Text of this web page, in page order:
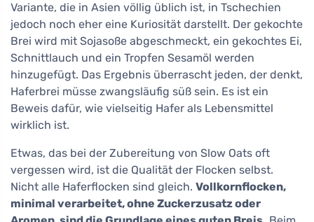
Variante, die in Asien völlig üblich ist, in Tschechien
jedoch noch eher eine Kuriosität darstellt. Der gekochte
Brei wird mit Sojasoße abgeschmeckt, ein gekochtes Ei,
Schnittlauch und ein Tropfen Sesamöl werden
hinzugefügt. Das Ergebnis überrascht jeden, der denkt,
Haferbrei müsse zwangsläufig süß sein. Es ist ein
Beweis dafür, wie vielseitig Hafer als Lebensmittel
wirklich ist.
Etwas, das bei der Zubereitung von Slow Oats oft
vergessen wird, ist die Qualität der Flocken selbst.
Nicht alle Haferflocken sind gleich. Vollkornflocken,
minimal verarbeitet, ohne Zuckerzusatz oder